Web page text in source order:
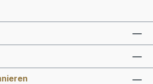
auf die kleinen Gärtner. Das
Experimentiersets: Mit dem
Kräuter. Mmh, wie köstlich
und in der Küche
Stickerbogen, 5
Saatguttütchen (Pfefferminze,